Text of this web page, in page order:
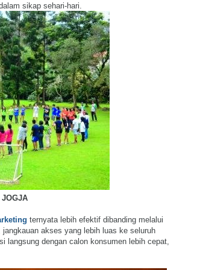
sikap sehari-hari.
JOGJA
ternyata lebih efektif dibanding melalui
jangkauan akses yang lebih luas ke seluruh
langsung dengan calon konsumen lebih cepat,